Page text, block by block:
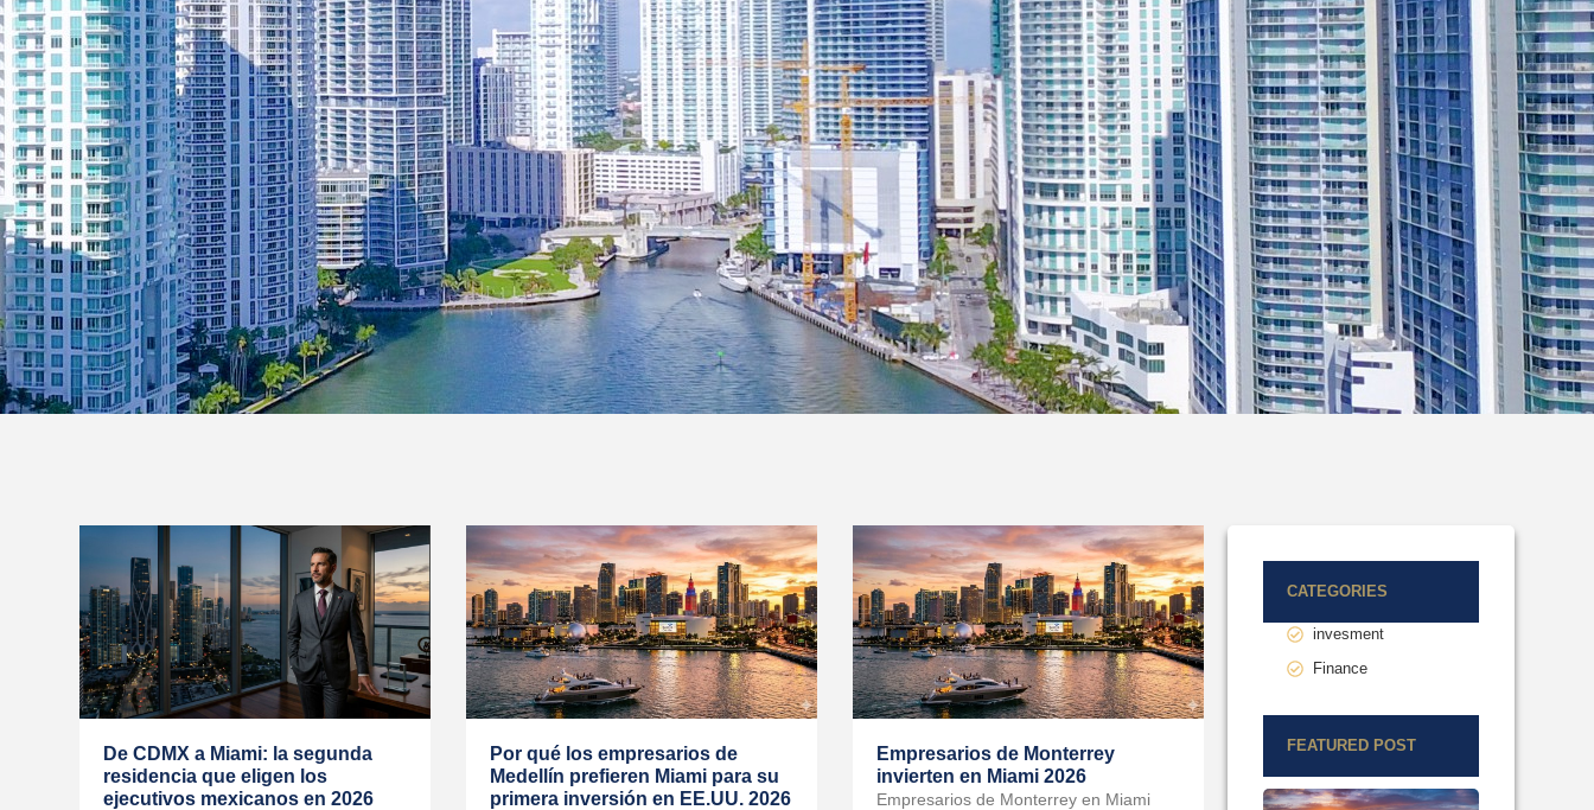
De CDMX a Miami: la segunda
residencia que eligen los
ejecutivos mexicanos en 2026
Por qué los empresarios de
Medellín prefieren Miami para su
primera inversión en EE.UU. 2026
Empresarios de Monterrey
invierten en Miami 2026
Empresarios de Monterrey en Miami
CATEGORIES
invesment
Finance
FEATURED POST